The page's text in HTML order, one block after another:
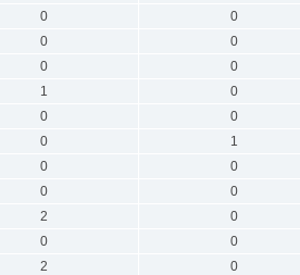
0 0
0 0
0 0
1 0
0 0
0 1
0 0
0 0
2 0
0 0
2 0